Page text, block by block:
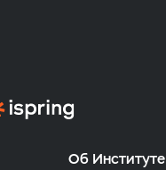
Об Институте